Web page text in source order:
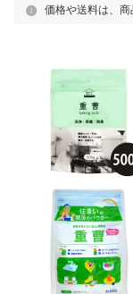
価格や送料は、商